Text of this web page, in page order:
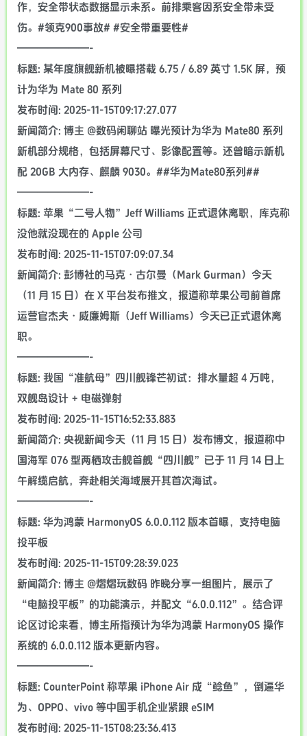
作，安全带状态数据显示未系。前排乘客因系安全带未受
伤。#领克900事故# #安全带重要性#
———————-
标题: 某年度旗舰新机被曝搭载 6.75 / 6.89 英寸 1.5K 屏，预
计为华为 Mate 80 系列
发布时间: 2025-11-15T09:17:27.077
新闻简介: 博主 @数码闲聊站 曝光预计为华为 Mate80 系列
新机部分规格，包括屏幕尺寸、影像配置等。还曾暗示新机
配 20GB 大内存、麒麟 9030。##华为Mate80系列##
———————-
标题: 苹果“二号人物”Jeff Williams 正式退休离职，库克称
没他就没现在的 Apple 公司
发布时间: 2025-11-15T07:09:07.34
新闻简介: 彭博社的马克・古尔曼（Mark Gurman）今天
（11 月 15 日）在 X 平台发布推文，报道称苹果公司前首席
运营官杰夫・威廉姆斯（Jeff Williams）今天已正式退休离
职。
———————-
标题: 我国“准航母”四川舰锋芒初试：排水量超 4 万吨，
双舰岛设计 + 电磁弹射
发布时间: 2025-11-15T16:52:33.883
新闻简介: 央视新闻今天（11 月 15 日）发布博文，报道称中
国海军 076 型两栖攻击舰首舰“四川舰”已于 11 月 14 日上
午解缆启航，奔赴相关海域展开其首次海试。
———————-
标题: 华为鸿蒙 HarmonyOS 6.0.0.112 版本首曝，支持电脑
投平板
发布时间: 2025-11-15T09:28:39.023
新闻简介: 博主 @熠熠玩数码 昨晚分享一组图片，展示了
“电脑投平板”的功能演示，并配文“6.0.0.112”。结合评
论区讨论来看，博主所指预计为华为鸿蒙 HarmonyOS 操作
系统的 6.0.0.112 版本更新内容。
———————-
标题: CounterPoint 称苹果 iPhone Air 成“鲶鱼”，倒逼华
为、OPPO、vivo 等中国手机企业紧跟 eSIM
发布时间: 2025-11-15T08:23:36.413